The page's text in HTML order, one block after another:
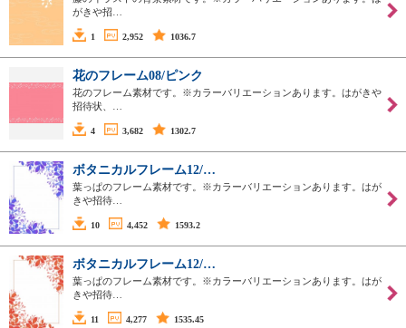
がきや招…
1 2,952 1036.7
花のフレーム08/ピンク
花のフレーム素材です。※カラーバリエーションあります。はがきや
招待状、…
4 3,682 1302.7
ボタニカルフレーム12/…
葉っぱのフレーム素材です。※カラーバリエーションあります。はが
きや招待…
10 4,452 1593.2
ボタニカルフレーム12/…
葉っぱのフレーム素材です。※カラーバリエーションあります。はが
きや招待…
11 4,277 1535.45